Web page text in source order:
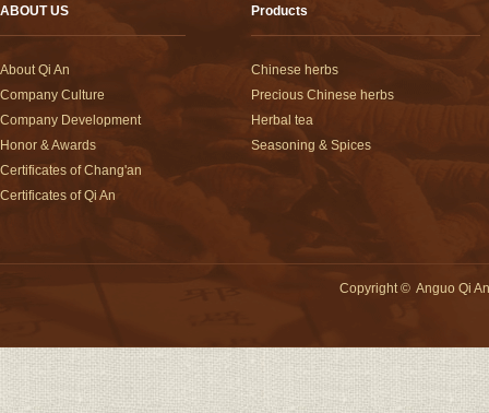
ABOUT US
About Qi An
Company Culture
Company Development
Honor & Awards
Certificates of Chang'an
Certificates of Qi An
Products
Chinese herbs
Precious Chinese herbs
Herbal tea
Seasoning & Spices
Copyright©Anguo Qi